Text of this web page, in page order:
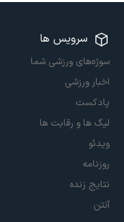
سرویس ها
سوژه‌های ورزشی شما
اخبار ورزشی
پادکست
لیگ ها و رقابت ها
ویدئو
روزنامه
نتایج زنده
آنتن